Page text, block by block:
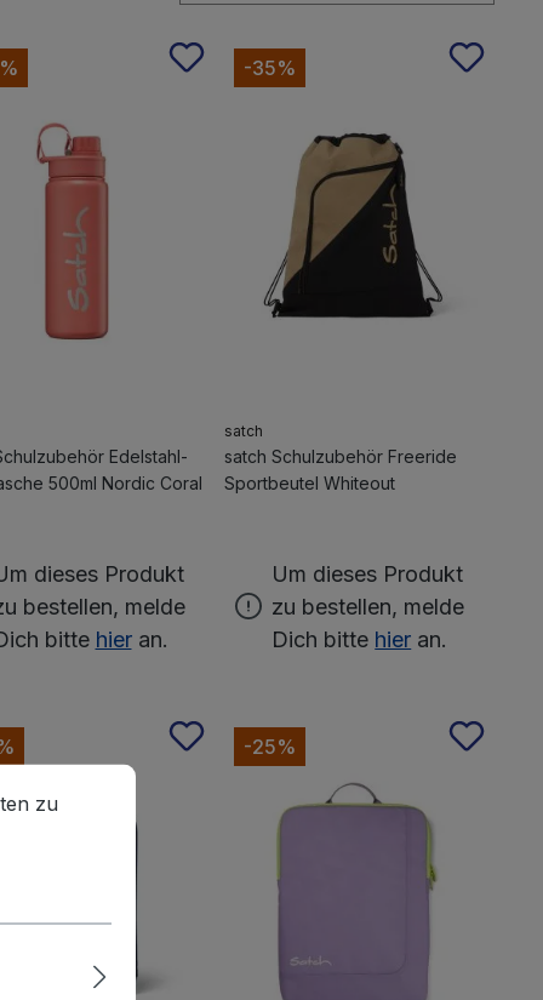
Edelstahl-
500ml Nordic Coral
dieses Produkt
bestellen, melde
bitte hieran.
-35%
satch
satch Schulzubehör Freeride
Sportbeutel Whiteout
Um dieses Produkt
zu bestellen, melde
Dich bitte hier an.
-25%
zu können.
Mehr Informationen ...
zu